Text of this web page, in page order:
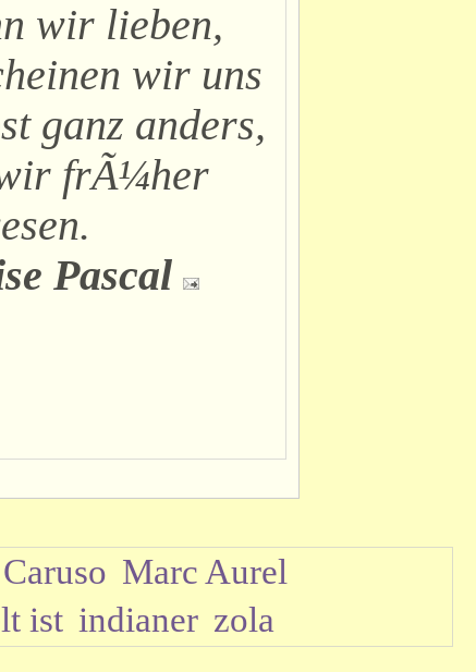
wir lieben,
wir uns
ganz anders,
frÃ¼her
Pascal
Marc Aurel
ist indianer zola